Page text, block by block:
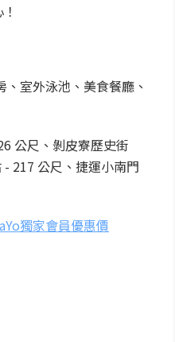
室外泳池、美食餐廳、
公尺、剝皮寮歷史街
217 公尺、捷運小南門
獨家會員優惠價